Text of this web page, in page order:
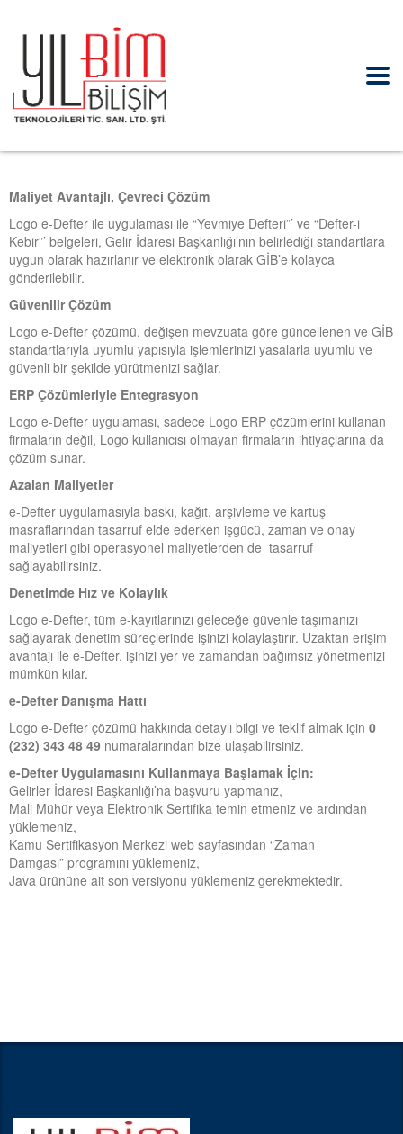
Maliyet Avantajlı, Çevreci Çözüm
Logo e-Defter ile uygulaması ile “Yevmiye Defteri”’ ve “Defter-i
Kebir”’ belgeleri, Gelir İdaresi Başkanlığı’nın belirlediği standartlara
uygun olarak hazırlanır ve elektronik olarak GİB’e kolayca
gönderilebilir.
Güvenilir Çözüm
Logo e-Defter çözümü, değişen mevzuata göre güncellenen ve GİB
standartlarıyla uyumlu yapısıyla işlemlerinizi yasalarla uyumlu ve
güvenli bir şekilde yürütmenizi sağlar.
ERP Çözümleriyle Entegrasyon
Logo e-Defter uygulaması, sadece Logo ERP çözümlerini kullanan
firmaların değil, Logo kullanıcısı olmayan firmaların ihtiyaçlarına da
çözüm sunar.
Azalan Maliyetler
e-Defter uygulamasıyla baskı, kağıt, arşivleme ve kartuş
masraflarından tasarruf elde ederken işgücü, zaman ve onay
maliyetleri gibi operasyonel maliyetlerden de tasarruf
sağlayabilirsiniz.
Denetimde Hız ve Kolaylık
Logo e-Defter, tüm e-kayıtlarınızı geleceğe güvenle taşımanızı
sağlayarak denetim süreçlerinde işinizi kolaylaştırır. Uzaktan erişim
avantajı ile e-Defter, işinizi yer ve zamandan bağımsız yönetmenizi
mümkün kılar.
e-Defter Danışma Hattı
Logo e-Defter çözümü hakkında detaylı bilgi ve teklif almak için 0
(232) 343 48 49 numaralarından bize ulaşabilirsiniz.
e-Defter Uygulamasını Kullanmaya Başlamak İçin:
Gelirler İdaresi Başkanlığı’na başvuru yapmanız,
Mali Mühür veya Elektronik Sertifika temin etmeniz ve ardından
yüklemeniz,
Kamu Sertifikasyon Merkezi web sayfasından “Zaman
Damgası” programını yüklemeniz,
Java ürününe ait son versiyonu yüklemeniz gerekmektedir.